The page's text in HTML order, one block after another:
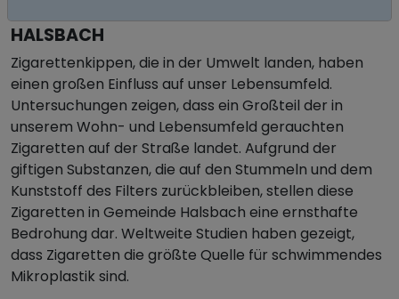
HALSBACH
Zigarettenkippen, die in der Umwelt landen, haben
einen großen Einfluss auf unser Lebensumfeld.
Untersuchungen zeigen, dass ein Großteil der in
unserem Wohn- und Lebensumfeld gerauchten
Zigaretten auf der Straße landet. Aufgrund der
giftigen Substanzen, die auf den Stummeln und dem
Kunststoff des Filters zurückbleiben, stellen diese
Zigaretten in Gemeinde Halsbach eine ernsthafte
Bedrohung dar. Weltweite Studien haben gezeigt,
dass Zigaretten die größte Quelle für schwimmendes
Mikroplastik sind.